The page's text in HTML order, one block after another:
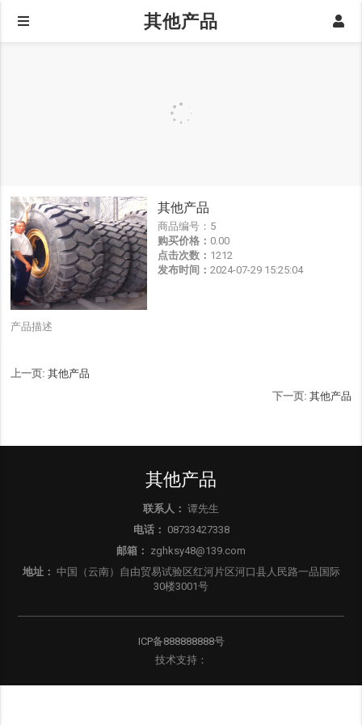
其他产品
其他产品
商品编号： 5
购买价格： 0.00
点击次数： 1212
发布时间： 2024-07-29 15:25:04
产品描述
上一页: 其他产品
下一页: 其他产品
其他产品
联系人： 谭先生
电话： 08733427338
邮箱： zghksy48@139.com
地址： 中国（云南）自由贸易试验区红河片区河口县人民路一品国际
30楼3001号
ICP备888888888号
技术支持：